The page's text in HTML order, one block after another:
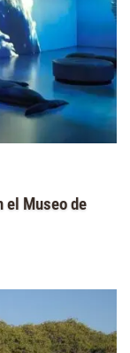
el Museo de